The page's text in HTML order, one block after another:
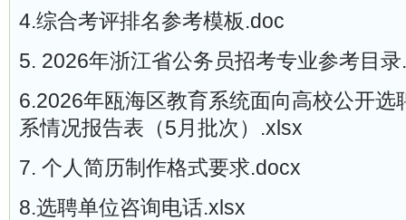
4.综合考评排名参考模板.doc
5. 2026年浙江省公务员招考专业参考目
6.2026年瓯海区教育系统面向高校公开选
系情况报告表（5月批次）.xlsx
7. 个人简历制作格式要求.docx
8.选聘单位咨询电话.xlsx